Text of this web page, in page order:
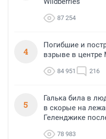
87 254
4
Погибшие и
взрыве в
84 951 216
5
Галька била в
в скорые на
Геленджике
78 983